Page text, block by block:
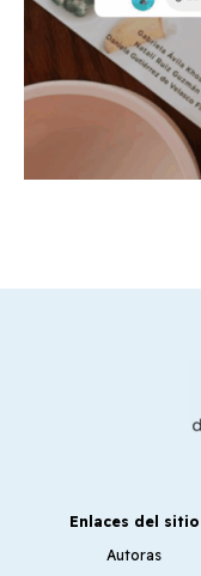
Enlaces del sitio
Autoras